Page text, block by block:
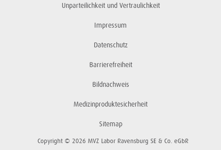
Unparteilichkeit und Vertraulichkeit
Impressum
Datenschutz
Barrierefreiheit
Bildnachweis
Medizinproduktesicherheit
Sitemap
Copyright © 2026 MVZ Labor Ravensburg SE & Co. eGbR